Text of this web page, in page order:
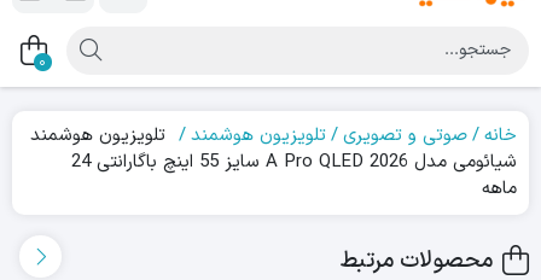
0
خانه صوتی و تصویری تلویزیون هوشمند
تلویزیون هوشمند
شیائومی مدل A Pro QLED 2026 سایز 55 اینچ باگارانتی 24
ماهه
محصولات مرتبط